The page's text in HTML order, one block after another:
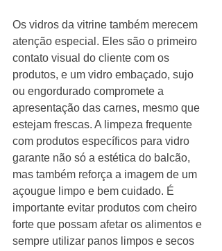
Os vidros da vitrine também merecem
atenção especial. Eles são o primeiro
contato visual do cliente com os
produtos, e um vidro embaçado, sujo
ou engordurado compromete a
apresentação das carnes, mesmo que
estejam frescas. A limpeza frequente
com produtos específicos para vidro
garante não só a estética do balcão,
mas também reforça a imagem de um
açougue limpo e bem cuidado. É
importante evitar produtos com cheiro
forte que possam afetar os alimentos e
sempre utilizar panos limpos e secos